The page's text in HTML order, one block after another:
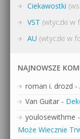
Ciekawostki
VST (wtyczki w
AU (wtyczki w
NAJNOWSZE
roman i. drozd -
Van Guitar -
youlosewithme -
Może Wiecznie